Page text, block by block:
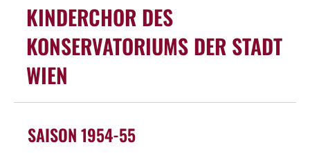
KINDERCHOR DES
KONSERVATORIUMS DER STADT
WIEN
SAISON 1954-55